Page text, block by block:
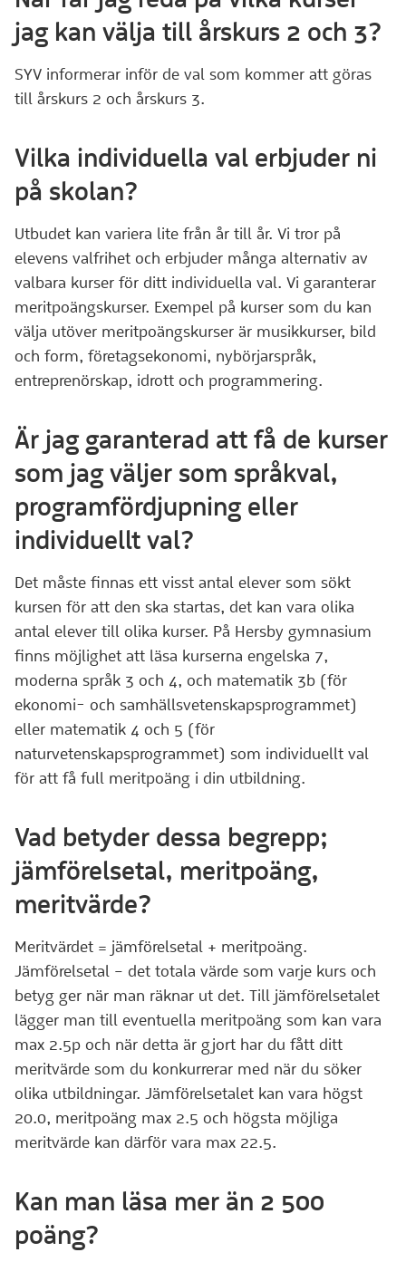
jag kan välja till årskurs 2 och 3?
SYV informerar inför de val som kommer att göras
till årskurs 2 och årskurs 3.
Vilka individuella val erbjuder ni
på skolan?
Utbudet kan variera lite från år till år. Vi tror på
elevens valfrihet och erbjuder många alternativ av
valbara kurser för ditt individuella val. Vi garanterar
meritpoängskurser. Exempel på kurser som du kan
välja utöver meritpoängskurser är musikkurser, bild
och form, företagsekonomi, nybörjarspråk,
entreprenörskap, idrott och programmering.
Är jag garanterad att få de kurser
som jag väljer som språkval,
programfördjupning eller
individuellt val?
Det måste finnas ett visst antal elever som sökt
kursen för att den ska startas, det kan vara olika
antal elever till olika kurser. På Hersby gymnasium
finns möjlighet att läsa kurserna engelska 7,
moderna språk 3 och 4, och matematik 3b (för
ekonomi- och samhällsvetenskapsprogrammet)
eller matematik 4 och 5 (för
naturvetenskapsprogrammet) som individuellt val
för att få full meritpoäng i din utbildning.
Vad betyder dessa begrepp;
jämförelsetal, meritpoäng,
meritvärde?
Meritvärdet = jämförelsetal + meritpoäng.
Jämförelsetal – det totala värde som varje kurs och
betyg ger när man räknar ut det. Till jämförelsetalet
lägger man till eventuella meritpoäng som kan vara
max 2.5p och när detta är gjort har du fått ditt
meritvärde som du konkurrerar med när du söker
olika utbildningar. Jämförelsetalet kan vara högst
20.0, meritpoäng max 2.5 och högsta möjliga
meritvärde kan därför vara max 22.5.
Kan man läsa mer än 2 500
poäng?